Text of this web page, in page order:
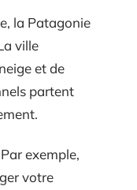
la Patagonie
ville
et de
partent
exemple,
votre